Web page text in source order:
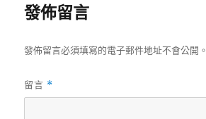
發佈留言
發佈留言必須填寫的電子郵件地址不會公開。
留言 *